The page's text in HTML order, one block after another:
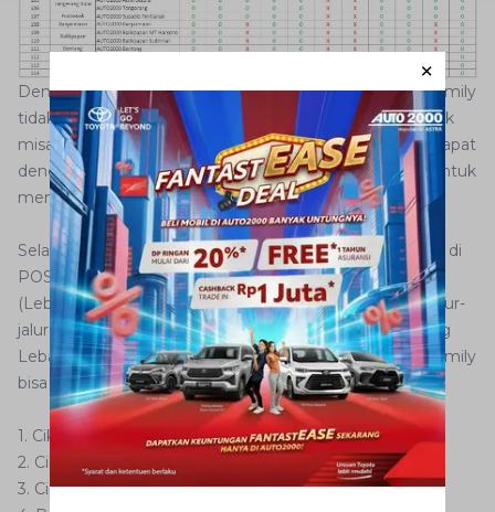
Dengan adanya bengkel siaga di berbagai kota, AutoFamily
tidak perlu khawatir jika kendaraan Toyota andalan mudik
misal mengalami masalah di tengah perjalanan. Anda dapat
dengan mudah mencari bengkel Auto2000 terdekat untuk
mendapatkan layanan yang diperlukan.
Selain ratusan bengkel siaga Auto2000, kami juga hadir di
POSKO SIAGA AUTO2000 HOLIDAY CAMPAIGN 2024
(Lebaran). Auto2000 hadir di posko yang berdiri pada jalur-
jalur yang cukup vital dalam perjalanan pulang kampung
Lebaran tahun ini. Setidaknya ada 9 posko yang AutoFamily
bisa jumpai kehadiran Auto2000, yaitu sebagai berikut:
1. Cikampek: Tol Cikampek Rest Area KM 57
2. Cikampek: Tol Cikampek Rest Area KM 62
3. Cipali / Cirebon: Tol Palikanci Rest Area KM 207A